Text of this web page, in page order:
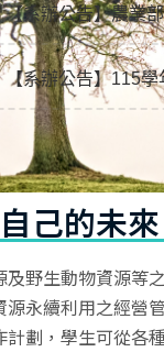
【系辦公告】農業
【系辦公告】115
己的未
生動物資源等
永續利用之經營
劃，學生可從